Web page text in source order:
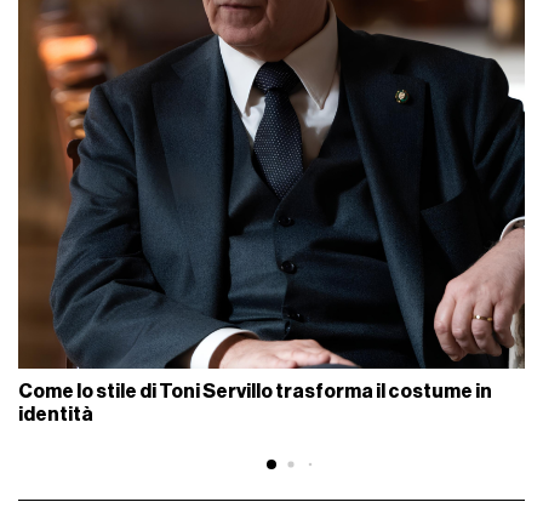
Come lo stile di Toni Servillo trasforma il costume in
identità